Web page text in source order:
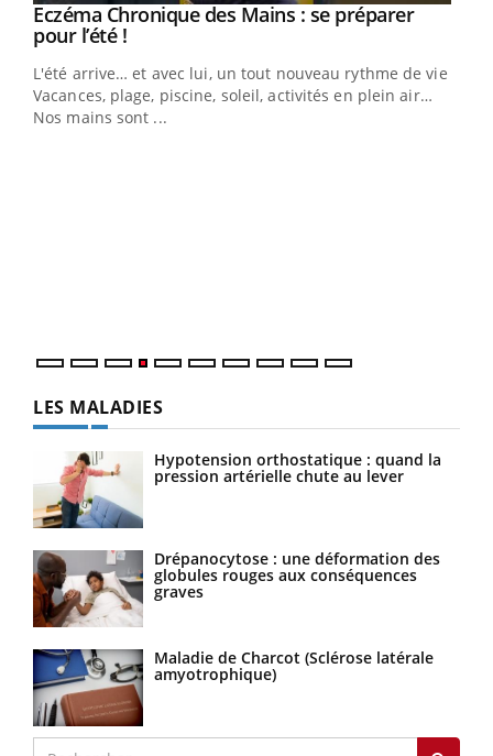
Youtube
Eczéma Chronique des Mains : se préparer
pour l’été !Youtube
L'été arrive… et avec lui, un tout nouveau rythme de vie !
Vacances, plage, piscine, soleil, activités en plein air…
Nos mains sont ...
LES MALADIES
Hypotension orthostatique : quand la
pression artérielle chute au lever
Drépanocytose : une déformation des
globules rouges aux conséquences
graves
Maladie de Charcot (Sclérose latérale
amyotrophique)